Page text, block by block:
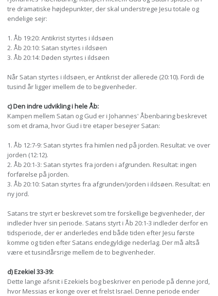
tre dramatiske højdepunkter, der skal understrege Jesu totale og
endelige sejr:
1. Åb 19:20: Antikrist styrtes i ildsøen
2. Åb 20:10: Satan styrtes i ildsøen
3. Åb 20:14: Døden styrtes i ildsøen
Når Satan styrtes i ildsøen, er Antikrist der allerede (20:10). Fordi de
tusind år ligger imellem de to begivenheder.
c) Den indre udvikling i hele Åb:
Kampen mellem Satan og Gud er i Johannes' Åbenbaring beskrevet
som et drama, hvor Gud i tre etaper besejrer Satan:
1. Åb 12:7-9: Satan styrtes fra himlen ned på jorden. Resultat: ve over
jorden (12:12).
2. Åb 20:1-3: Satan styrtes fra jorden i afgrunden. Resultat: ingen
forførelse på jorden.
3. Åb 20:10: Satan styrtes fra afgrunden/jorden i ildsøen. Resultat: en
ny jord.
Satans tre styrt er beskrevet som tre forskellige begivenheder, der
indleder hver sin periode. Satans styrt i Åb 20:1-3 indleder derfor en
tidsperiode, der er anderledes end både tiden efter Jesu første
komme og tiden efter Satans endegyldige nederlag. Der må altså
være et tusindårsrige mellem de to begivenheder.
d) Ezekiel 33-39:
Dette lange afsnit i Ezekiels bog beskriver en periode på denne jord,
hvor Messias er konge over et frelst Israel. Denne periode ender